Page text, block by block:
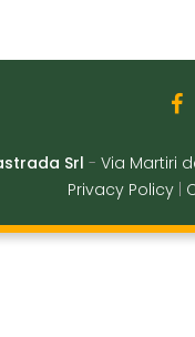
Srl - Via Martiri
Privacy Policy